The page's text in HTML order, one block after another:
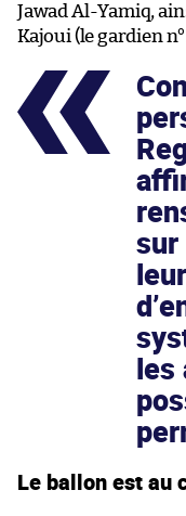
Jawad Al-Yamiq,
Kajoui (le gardien
sur
les
Le ballon est au